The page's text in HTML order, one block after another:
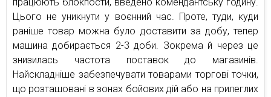
працюють блокпости, введено комендантську годину.
Цього не уникнути у воєнний час. Проте, туди, куди
раніше товар можна було доставити за добу, тепер
машина добирається 2-3 доби. Зокрема й через це
знизилась частота поставок до магазинів.
Найскладніше забезпечувати товарами торгові точки,
що розташовані в зонах бойових дій або на прилеглих